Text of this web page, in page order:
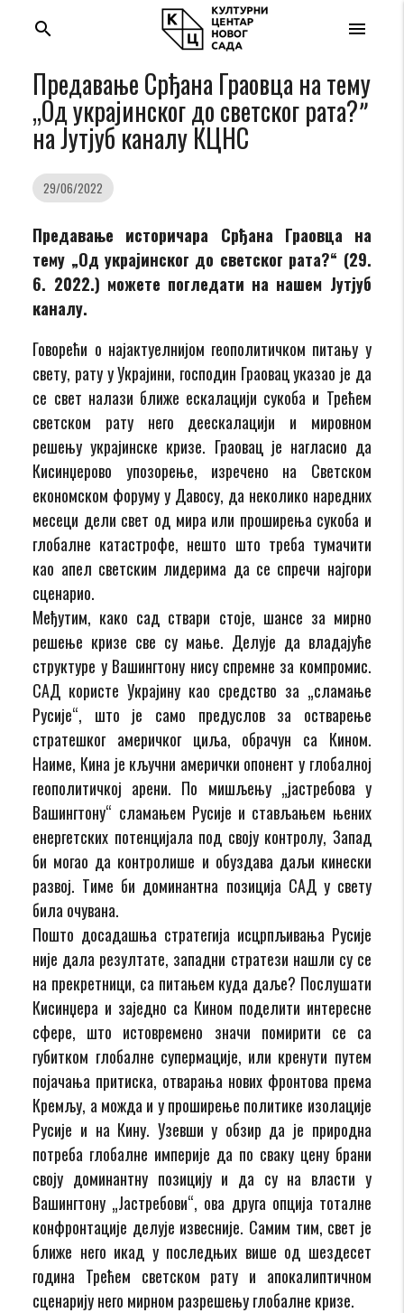
menu
search
Предавање Срђана Граовца на тему
„Од украјинског до светског рата?ˮ
на Jутјуб каналу КЦНС
29/06/2022
Предавање историчара Срђана Граовца на
тему „Од украјинског до светског рата?“ (29.
6. 2022.) можете погледати на нашем Јутјуб
каналу.
Говорећи о најактуелнијом геополитичком питању у
свету, рату у Украјини, господин Граовац указао је да
се свет налази ближе ескалацији сукоба и Трећем
светском рату него деескалацији и мировном
решењу украјинске кризе. Граовац је нагласио да
Кисинџерово упозорење, изречено на Светском
економском форуму у Давосу, да неколико наредних
месеци дели свет од мира или проширења сукоба и
глобалне катастрофе, нешто што треба тумачити
као апел светским лидерима да се спречи најгори
сценарио.
Међутим, како сад ствари стоје, шансе за мирно
решење кризе све су мање. Делује да владајуће
структуре у Вашингтону нису спремне за компромис.
САД користе Украјину као средство за „сламање
Русије“, што је само предуслов за остварење
стратешког америчког циља, обрачун са Кином.
Наиме, Кина је кључни амерички опонент у глобалној
геополитичкој арени. По мишљењу „јастребова у
Вашингтону“ сламањем Русије и стављањем њених
енергетских потенцијала под своју контролу, Запад
би могао да контролише и обуздава даљи кинески
развој. Тиме би доминантна позиција САД у свету
била очувана.
Пошто досадашња стратегија исцрпљивања Русије
није дала резултате, западни стратези нашли су се
на прекретници, са питањем куда даље? Послушати
Кисинџера и заједно са Кином поделити интересне
сфере, што истовремено значи помирити се са
губитком глобалне супермације, или кренути путем
појачања притиска, отварања нових фронтова према
Кремљу, а можда и у проширење политике изолације
Русије и на Кину. Узевши у обзир да је природна
потреба глобалне империје да по сваку цену брани
своју доминантну позицију и да су на власти у
Вашингтону „Јастребови“, ова друга опција тоталне
конфронтације делује извесније. Самим тим, свет је
ближе него икад у последњих више од шездесет
година Трећем светском рату и апокалиптичном
сценарију него мирном разрешењу глобалне кризе.